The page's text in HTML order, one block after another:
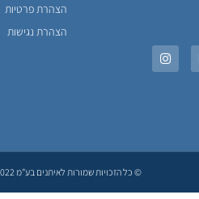
הצהרת פרטיות
הצהרת נגישות
© כל הזכויות שמורות לאיתנים בע"מ 2022